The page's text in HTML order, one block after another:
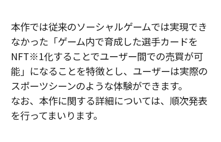
本作では従来のソーシャルゲームでは実現でき
なかった「ゲーム内で育成した選手カードを
NFT※1化することでユーザー間での売買が可
能」になることを特徴とし、ユーザーは実際の
スポーツシーンのような体験ができます。
なお、本作に関する詳細については、順次発表
を行ってまいります。